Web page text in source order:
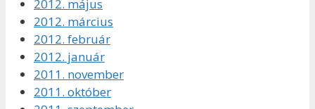
2012. május
2012. március
2012. február
2012. január
2011. november
2011. október